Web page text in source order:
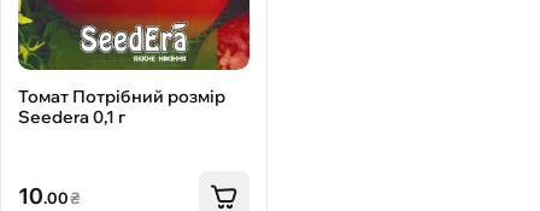
Томат Потрібний розмір
Seedеra 0,1 г
10.00₴